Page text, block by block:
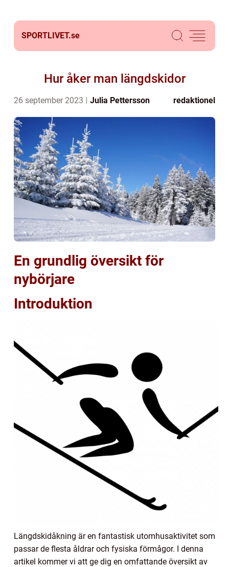
SPORTLIVET.se
Hur åker man längdskidor
26 september 2023 Julia Pettersson redaktionel
En grundlig översikt för
nybörjare
Introduktion
Längdskidåkning är en fantastisk utomhusaktivitet som
passar de flesta åldrar och fysiska förmågor. I denna
artikel kommer vi att ge dig en omfattande översikt av